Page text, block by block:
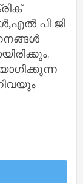
പി ജി